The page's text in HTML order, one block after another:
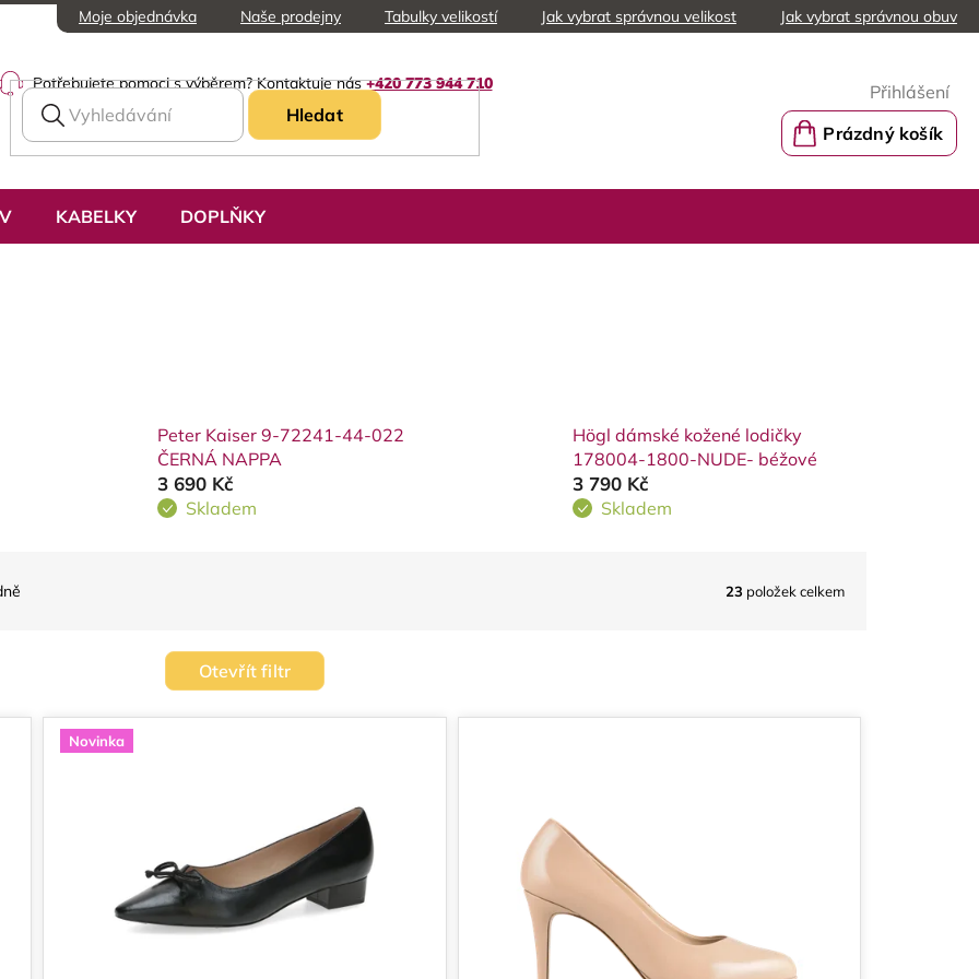
Moje objednávka Naše prodejny Tabulky velikostí Jak vybrat správnou velikost Jak vybrat správnou obuv
Potřebujete pomoci s výběrem? Kontaktuje nás+420 773 944 710
Hledat
Přihlášení
Nákupní
košík
Prázdný košík
KABELKY DOPLŇKY
Peter Kaiser 9-72241-44-022
ČERNÁ NAPPA
3 690 Kč
Skladem
Högl dámské kožené lodičky
178004-1800-NUDE- béžové
3 790 Kč
Skladem
23 položek celkem
Otevřít filtr
Novinka